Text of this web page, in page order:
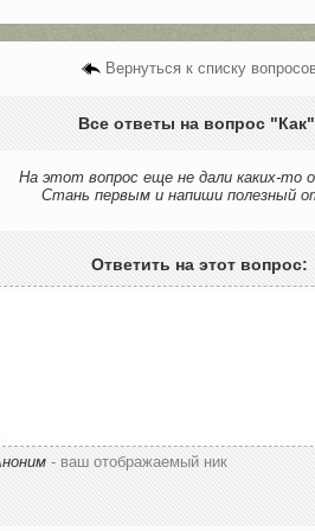
Вернуться к списку
Все ответы на вопрос
На этот вопрос еще не дали каких-то
Стань первым и напиши полезный
Ответить на этот вопрос:
- ваш отображаемый ник